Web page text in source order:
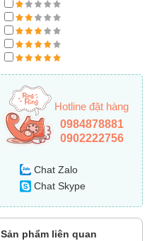
Hotline đặt hàng
0984878881
0902222756
Chat Zalo
Chat Skype
Sản phẩm liên quan